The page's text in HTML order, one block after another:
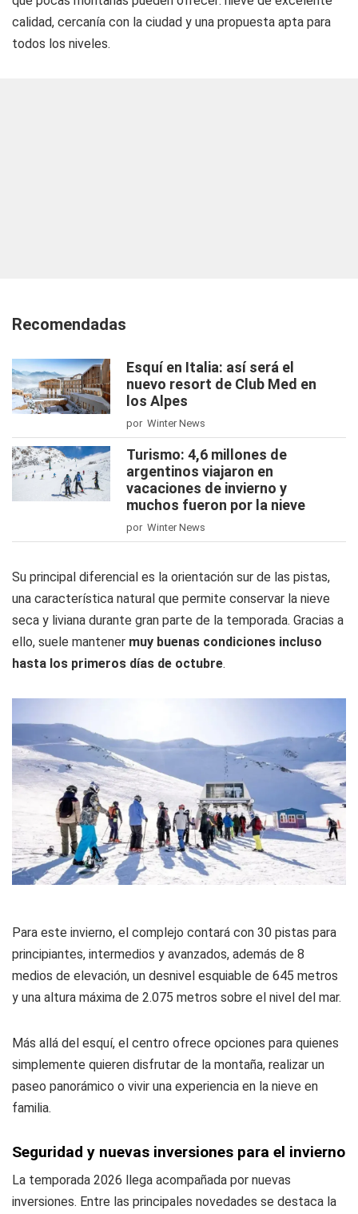
calidad, cercanía con la ciudad y una propuesta apta para
todos los niveles.
Recomendadas
Esquí en Italia: así será el
nuevo resort de Club Med en
los Alpes
por Winter News
Turismo: 4,6 millones de
argentinos viajaron en
vacaciones de invierno y
muchos fueron por la nieve
por Winter News
Su principal diferencial es la orientación sur de las pistas,
una característica natural que permite conservar la nieve
seca y liviana durante gran parte de la temporada. Gracias a
ello, suele mantener muy buenas condiciones incluso
hasta los primeros días de octubre.
Para este invierno, el complejo contará con 30 pistas para
principiantes, intermedios y avanzados, además de 8
medios de elevación, un desnivel esquiable de 645 metros
y una altura máxima de 2.075 metros sobre el nivel del mar.
Más allá del esquí, el centro ofrece opciones para quienes
simplemente quieren disfrutar de la montaña, realizar un
paseo panorámico o vivir una experiencia en la nieve en
familia.
Seguridad y nuevas inversiones para el invierno
La temporada 2026 llega acompañada por nuevas
inversiones. Entre las principales novedades se destaca la